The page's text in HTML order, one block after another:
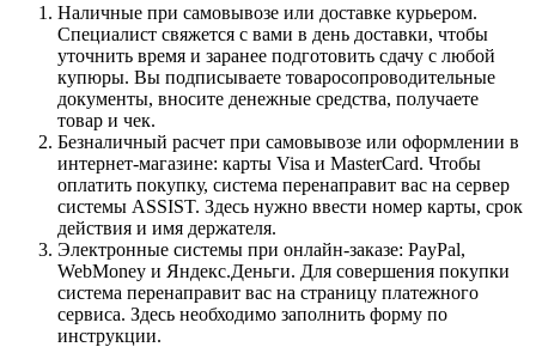
Наличные при самовывозе или доставке курьером.
Специалист свяжется с вами в день доставки, чтобы
уточнить время и заранее подготовить сдачу с любой
купюры. Вы подписываете товаросопроводительные
документы, вносите денежные средства, получаете
товар и чек.
Безналичный расчет при самовывозе или оформлении в
интернет-магазине: карты Visa и MasterCard. Чтобы
оплатить покупку, система перенаправит вас на сервер
системы ASSIST. Здесь нужно ввести номер карты, срок
действия и имя держателя.
Электронные системы при онлайн-заказе: PayPal,
WebMoney и Яндекс.Деньги. Для совершения покупки
система перенаправит вас на страницу платежного
сервиса. Здесь необходимо заполнить форму по
инструкции.